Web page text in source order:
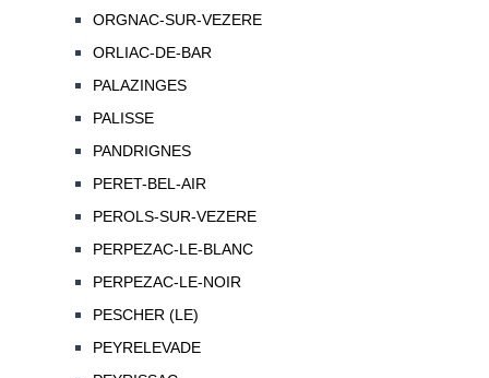
ORGNAC-SUR-VEZERE
ORLIAC-DE-BAR
PALAZINGES
PALISSE
PANDRIGNES
PERET-BEL-AIR
PEROLS-SUR-VEZERE
PERPEZAC-LE-BLANC
PERPEZAC-LE-NOIR
PESCHER (LE)
PEYRELEVADE